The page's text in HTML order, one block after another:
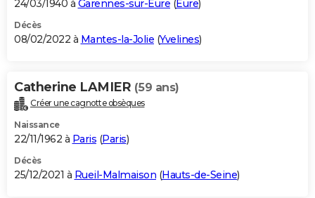
24/03/1940 à Garennes-sur-Eure (Eure)
Décès
08/02/2022 à Mantes-la-Jolie (Yvelines)
Catherine LAMIER (59 ans)
Créer une cagnotte obsèques
Naissance
22/11/1962 à Paris (Paris)
Décès
25/12/2021 à Rueil-Malmaison (Hauts-de-Seine)